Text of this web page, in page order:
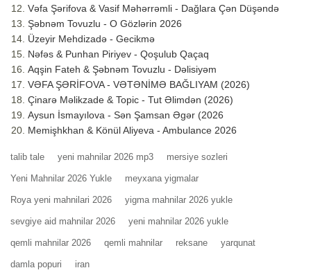
Vəfa Şərifova & Vasif Məhərrəmli - Dağlara Çən Düşəndə
Şəbnəm Tovuzlu - O Gözlərin 2026
Üzeyir Mehdizadə - Gecikmə
Nəfəs & Punhan Piriyev - Qoşulub Qaçaq
Aqşin Fateh & Şəbnəm Tovuzlu - Dəlisiyəm
VƏFA ŞƏRİFOVA - VƏTƏNİMƏ BAĞLIYAM (2026)
Çinarə Məlikzade & Topic - Tut Əlimdən (2026)
Aysun İsmayılova - Sən Şamsan Əgər (2026
Memişhkhan & Könül Aliyeva - Ambulance 2026
talib tale yeni mahnilar 2026 mp3 mersiye sozleri
Yeni Mahnilar 2026 Yukle meyxana yigmalar
Roya yeni mahnilari 2026 yigma mahnilar 2026 yukle
sevgiye aid mahnilar 2026 yeni mahnilar 2026 yukle
qemli mahnilar 2026 qemli mahnilar reksane yarqunat
damla popuri iran